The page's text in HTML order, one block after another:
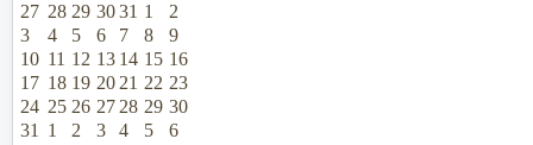
27 28 29 3031 1
2
3
4 5 6 7 8
9
10 11 12 13 14 15 16
17 18 19 20 21 22 23
24 25 26 27 28 29 30
31
1 2 3 4 5 6